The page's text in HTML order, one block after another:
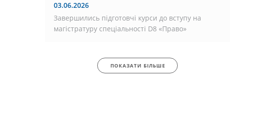
03.06.2026
Завершились підготовчі курси до вступу на
магістратуру спеціальності D8 «Право»
ПОКАЗАТИ БІЛЬШЕ